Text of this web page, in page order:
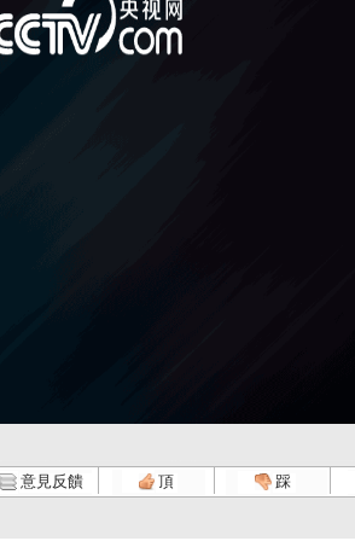
意見反饋 頂 踩